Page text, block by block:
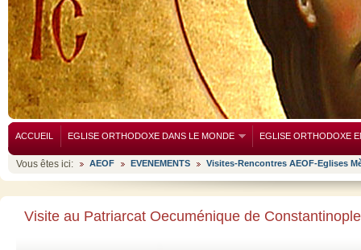
ACCUEIL EGLISE ORTHODOXE DANS LE MONDE EGLISE ORTHODOXE
Vous êtes ici: AEOF EVENEMENTS Visites-Rencontres AEOF-Eglises
Visite au Patriarcat Oecuménique de